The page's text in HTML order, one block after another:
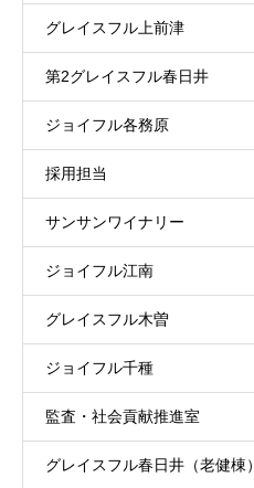
グレイスフル上前津
第2グレイスフル春日井
ジョイフル各務原
採用担当
サンサンワイナリー
ジョイフル江南
グレイスフル木曽
ジョイフル千種
監査・社会貢献推進室
グレイスフル春日井（老健棟）